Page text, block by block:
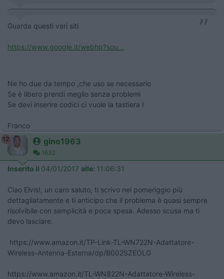
Guarda questi vari siti
https://www.google.it/webhp?sou...
Ne ho due da tempo ,che uso se necessario
Se è libero prendi meglio senza problemi
Se devi inserire codici ci vuole la tastiera !
Franco
12 gino1963
1632
Inserito il 04/01/2017 alle: 11:06:31
Ciao Elvis!, un caro saluto, ti scrivo nel pomeriggio più
dettagliatamente e ti anticipo che il problema è quasi sempre
risolvibile con semplicità e poca spesa. Adesso scusa ma ti
devo lasciare.
https://www.amazon.it/TP-Link-TL-WN722N-Adattatore-
Wireless-Antenna-Esterna/dp/B002SZEOLG
https://www.amazon.it/TL-WN822N-Adattatore-Wireless-